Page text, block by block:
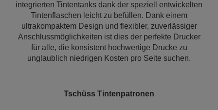
integrierten Tintentanks dank der speziell entwickelten
Tintenflaschen leicht zu befüllen. Dank einem
ultrakompaktem Design und flexibler, zuverlässiger
Anschlussmöglichkeiten ist dies der perfekte Drucker
für alle, die konsistent hochwertige Drucke zu
unglaublich niedrigen Kosten pro Seite suchen.
Tschüss Tintenpatronen